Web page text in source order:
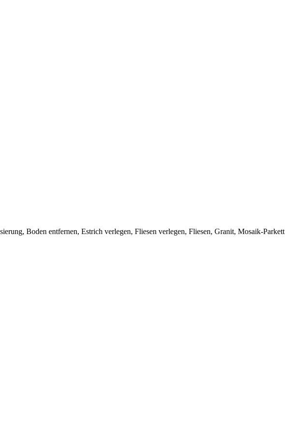
Boden entfernen, Estrich verlegen, Fliesen verlegen, Fliesen, Granit, Mosaik-Parkett